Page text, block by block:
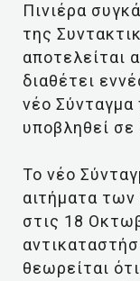
Πινιέρα
της
αποτελείται
διαθέτει
νέο Σύνταγμα
υποβληθεί
Το νέο
αιτήματα
στις 18
θεωρείται